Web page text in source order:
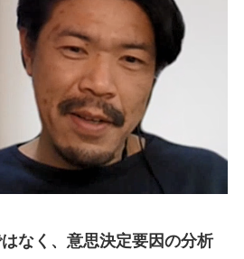
なく、意思決定要因の分析